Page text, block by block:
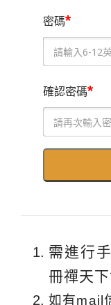
密碼*
確認密碼*
需進行
冊禪天下
如有mail